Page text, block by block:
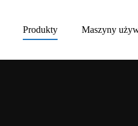
Produkty Maszyny